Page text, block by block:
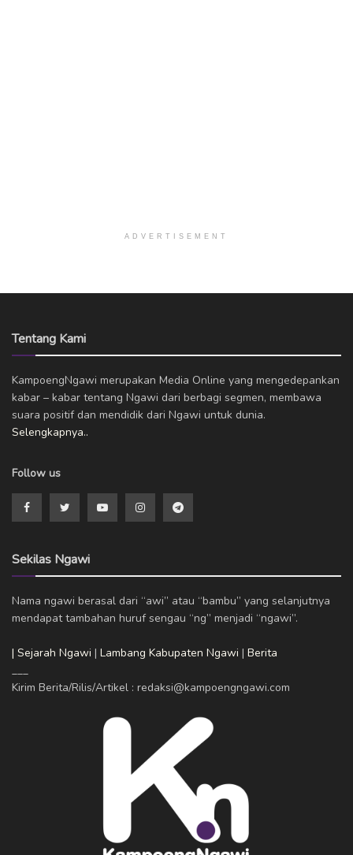
ADVERTISEMENT
Tentang Kami
KampoengNgawi merupakan Media Online yang mengedepankan
kabar – kabar tentang Ngawi dari berbagi segmen, membawa
suara positif dan mendidik dari Ngawi untuk dunia.
Selengkapnya..
Follow us
Sekilas Ngawi
Nama ngawi berasal dari “awi” atau “bambu” yang selanjutnya
mendapat tambahan huruf sengau “ng” menjadi “ngawi”.
| Sejarah Ngawi | Lambang Kabupaten Ngawi | Berita
___
Kirim Berita/Rilis/Artikel : redaksi@kampoengngawi.com